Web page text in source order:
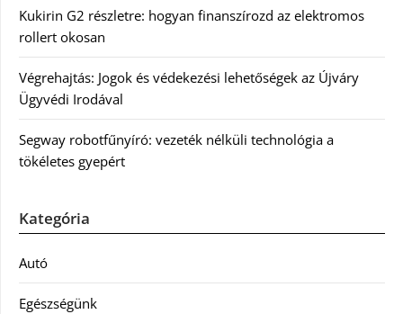
Kukirin G2 részletre: hogyan finanszírozd az elektromos
rollert okosan
Végrehajtás: Jogok és védekezési lehetőségek az Újváry
Ügyvédi Irodával
Segway robotfűnyíró: vezeték nélküli technológia a
tökéletes gyepért
Kategória
Autó
Egészségünk